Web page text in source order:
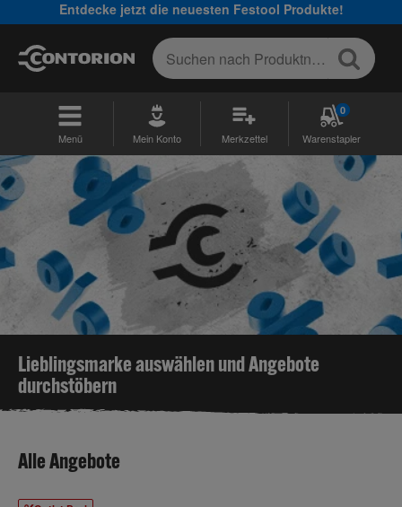
Entdecke jetzt die neuesten Festool Produkte!
Menü Mein Konto Merkzettel
0
Warenstapler
Lieblingsmarke auswählen und Angebote
durchstöbern
Alle Angebote